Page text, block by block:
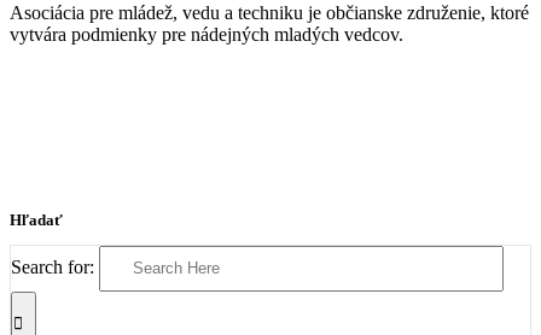
Asociácia pre mládež, vedu a techniku je občianske združenie, ktoré
vytvára podmienky pre nádejných mladých vedcov.
Hľadať
Search for: